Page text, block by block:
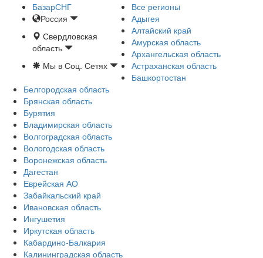
БазарСНГ
Россия
Свердловская
область
Мы в Соц. Сетях
Все регионы
Адыгея
Алтайский край
Амурская область
Архангельская область
Астраханская область
Башкортостан
Белгородская область
Брянская область
Бурятия
Владимирская область
Волгоградская область
Вологодская область
Воронежская область
Дагестан
Еврейская АО
Забайкальский край
Ивановская область
Ингушетия
Иркутская область
Кабардино-Балкария
Калининградская область